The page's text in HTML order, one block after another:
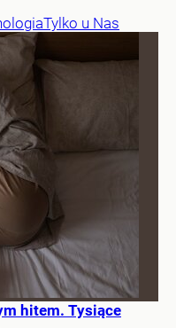
Tylko u Nas
hitem. Tysiące